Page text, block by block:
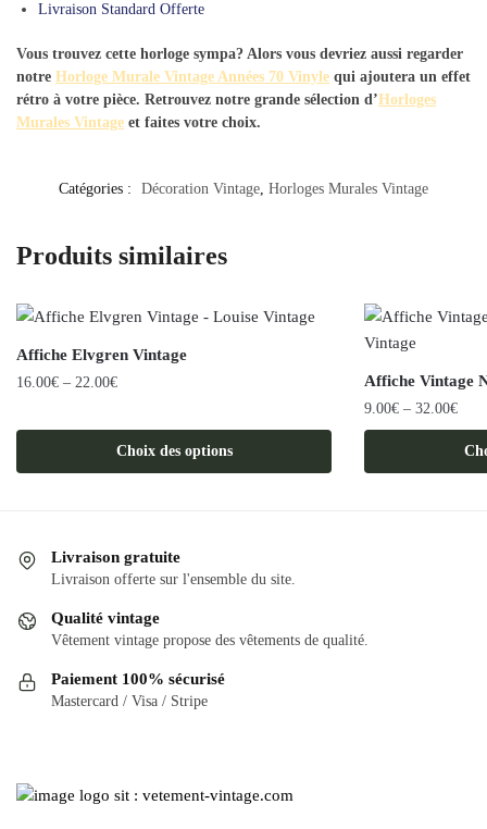
Livraison Standard Offerte
Vous trouvez cette horloge sympa? Alors vous devriez aussi regarder
notre Horloge Murale Vintage Années 70 Vinyle qui ajoutera un effet
rétro à votre pièce. Retrouvez notre grande sélection d’Horloges
Murales Vintage et faites votre choix.
Catégories : Décoration Vintage Horloges Murales Vintage
Produits similaires
Affiche Elvgren Vintage
16.00€ – 22.00€
Choix des options
a
Les
options
être
sur
produit
Affiche Vintage
9.00€ – 32.00€
produit
Livraison gratuite
Livraison offerte sur l'ensemble du site.
Qualité vintage
Vêtement vintage propose des vêtements de qualité.
Paiement 100% sécurisé
Mastercard / Visa / Stripe